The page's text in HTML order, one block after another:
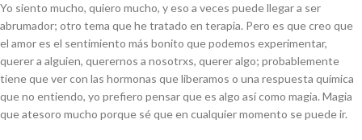
Yo siento mucho, quiero mucho, y eso a veces puede llegar a ser
abrumador; otro tema que he tratado en terapia. Pero es que creo que
el amor es el sentimiento más bonito que podemos experimentar,
querer a alguien, querernos a nosotrxs, querer algo; probablemente
tiene que ver con las hormonas que liberamos o una respuesta química
que no entiendo, yo prefiero pensar que es algo así como magia. Magia
que atesoro mucho porque sé que en cualquier momento se puede ir.